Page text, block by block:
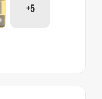
+5